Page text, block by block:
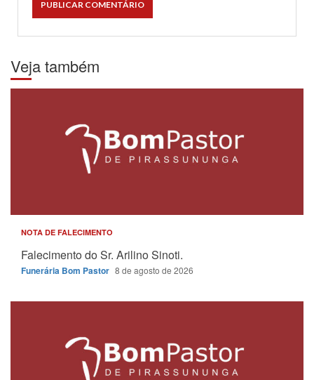
Veja também
NOTA DE FALECIMENTO
Falecimento do Sr. Arilino Sinoti.
Funerária Bom Pastor 8 de agosto de 2026